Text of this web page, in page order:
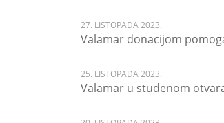
27. LISTOPADA 2023.
Valamar donacijom
25. LISTOPADA 2023.
Valamar u studenom